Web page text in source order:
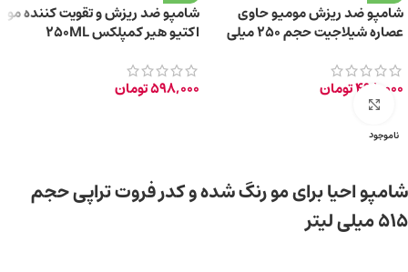
شامپو ضد ریزش مومیو حاوی
عصاره شیلاجیت حجم ۲۵۰ میلی
498,000تومان
شامپو ضد ریزش و تقویت کننده مو
اکتیو هیر کمپلکس 250ML
598,000تومان
ناموجود
برای بزرگ‌نمایی کلیک کنید
شامپو احیا برای مو رنگ شده و کدر فروت تراپی حجم
515 میلی لیتر